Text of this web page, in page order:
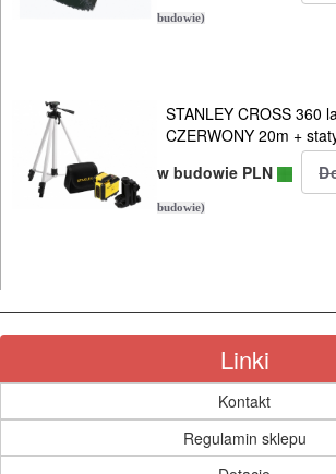
siekiery
szpadle
zamiatarki
zraszacze
Wyposażenie
budowie)
STANLEY CROSS 360
CZERWONY 20m +
w budowie PLN
budowie)
Linki
Kontakt
Regulamin sklepu